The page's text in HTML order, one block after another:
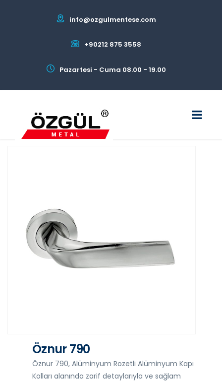
info@ozgulmentese.com
+90212 875 3558
Pazartesi - Cuma 08.00 - 19.00
Öznur 790
Öznur 790, Alüminyum Rozetli Alüminyum Kapı
Kolları alanında zarif detaylarıyla ve sağlam